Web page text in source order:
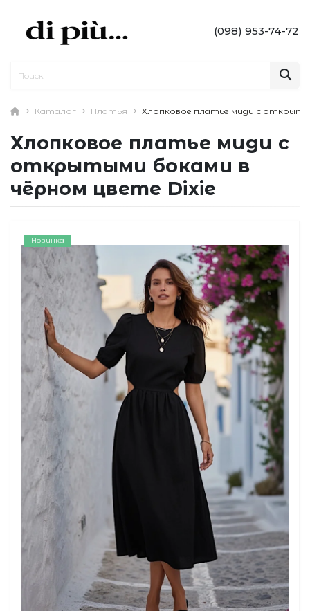
(098) 953-74-72
Каталог Платья Хлопковое платье миди с
Хлопковое платье миди с
открытыми боками в
чёрном цвете Dixie
Новинка